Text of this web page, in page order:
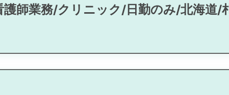
護師業務/クリニック/日勤のみ/北海道/